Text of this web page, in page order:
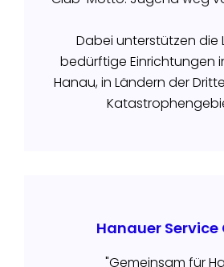
Dabei unterstützen die
bedürftige Einrichtungen
Hanau, in Ländern der
Hanauer Service
"Gemeinsam für